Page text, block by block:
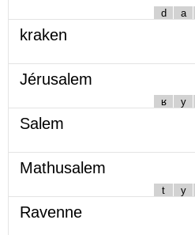
d a
kraken
Jérusalem
ʁ y
Salem
Mathusalem
t y
Ravenne